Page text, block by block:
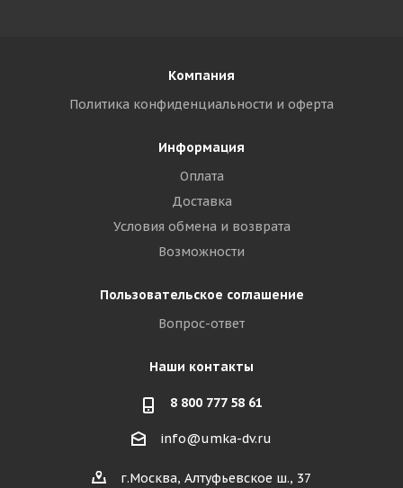
Компания
Политика конфиденциальности и оферта
Информация
Оплата
Доставка
Условия обмена и возврата
Возможности
Пользовательское соглашение
Вопрос-ответ
Наши контакты
8 800 777 58 61
info@umka-dv.ru
г.Москва, Алтуфьевское ш., 37